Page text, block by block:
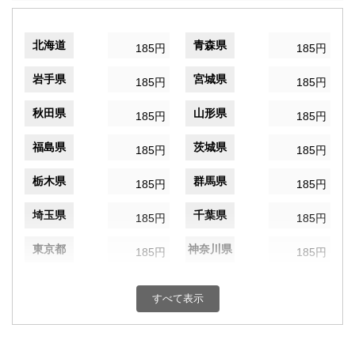
北海道 185円 青森県 185円
岩手県 185円 宮城県 185円
秋田県 185円 山形県 185円
福島県 185円 茨城県 185円
栃木県 185円 群馬県 185円
埼玉県 185円 千葉県 185円
東京都 185円 神奈川県 185円
185円 富山県
すべて表示